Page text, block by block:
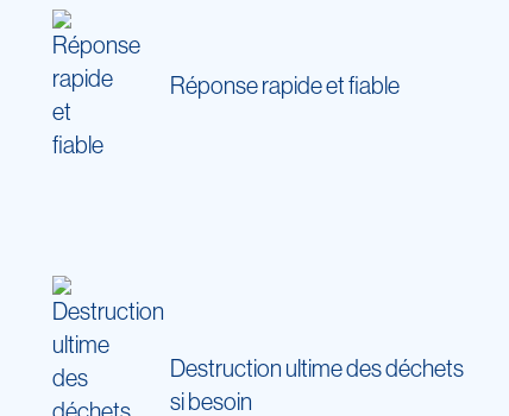
Réponse rapide et fiable
Destruction ultime des déchets
si besoin